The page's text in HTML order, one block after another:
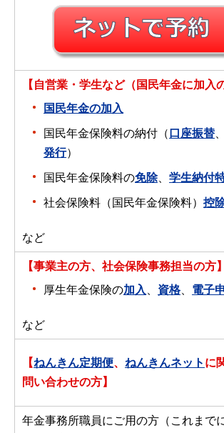
【自営業・学生など（国民年金に加入
国民年金の加入
国民年金保険料の納付（ 口座振替、
発行）
国民年金保険料の免除、 学生納付
社会保険料（国民年金保険料） 控
など
【事業主の方、社会保険事務担当の方】
厚生年金保険の加入、 資格、 電子
など
【ねんきん定期便、 ねんきんネット に
問い合わせの方】
年金事務所職員にご用の方（これまで